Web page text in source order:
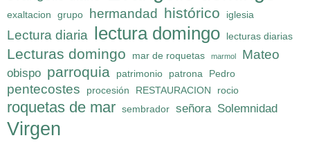
exaltacion grupo hermandad histórico iglesia
Lectura diaria lectura domingo lecturas diarias
Lecturas domingo mar de roquetas marmol Mateo
obispo parroquia patrimonio patrona Pedro
pentecostes procesión RESTAURACION rocio
roquetas de mar sembrador señora Solemnidad
Virgen